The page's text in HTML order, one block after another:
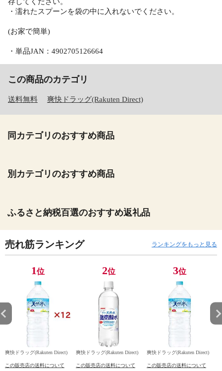
・濡れたスプーンを袋の中に入れないでください。
(お家で簡単)
・単品JAN：4902705126664
この商品のカテゴリ
送料無料 爽快ドラッグ(Rakuten Direct)
同カテゴリのおすすめ商品
別カテゴリのおすすめ商品
ふるさと納税百選のおすすめ返礼品
売れ筋ランキング ランキングをもっと見る
1位
爽快ドラッグ(Rakuten Direct)
この販売店の送料について
2位
爽快ドラッグ(Rakuten Direct)
この販売店の送料について
3位
爽快ドラッグ(Rakuten Direct)
この販売店の送料について